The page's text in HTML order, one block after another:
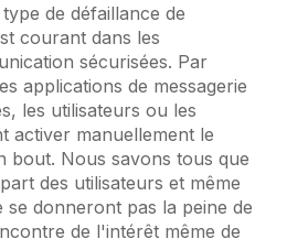
de défaillance de
courant dans les
sécurisées. Par
applications de messagerie
les utilisateurs ou les
activer manuellement le
bout. Nous savons tous que
des utilisateurs et même
se donneront pas la peine de
de l'intérêt même de